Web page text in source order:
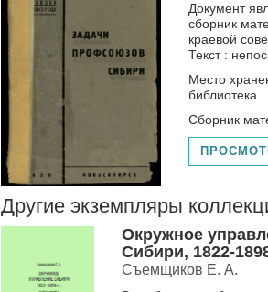
Документ
сборник
краевой
Текст :
Место
библиотека
Сборник
Другие экземпляры
Окружное
Сибири, 1822-
Съемщиков Е. А.